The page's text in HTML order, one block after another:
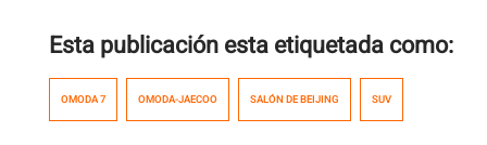
Esta publicación esta etiquetada como:
OMODA 7 OMODA-JAECOO SALÓN DE BEIJING SUV